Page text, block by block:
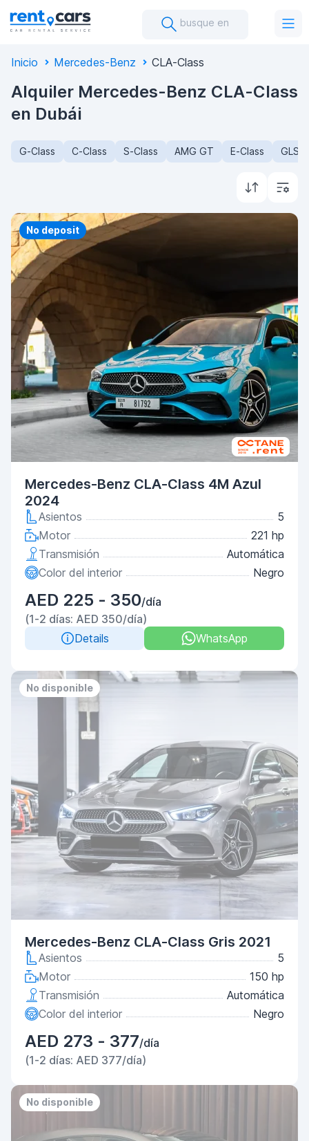
busque en
Inicio Mercedes-Benz CLA-Class
Alquiler Mercedes-Benz CLA-Class
en Dubái
G-Class C-Class S-Class AMG GT E-Class GLS-
Priority
No deposit
Mercedes-Benz CLA-Class 4M Azul
2024
Asientos
5
Motor
221 hp
Transmisión
Automática
Color del interior
Negro
AED 225 - 350/día
(1-2 días: AED 350/día)
Details
WhatsApp
No disponible
Mercedes-Benz CLA-Class Gris 2021
Asientos
5
Motor
150 hp
Transmisión
Automática
Color del interior
Negro
AED 273 - 377/día
(1-2 días: AED 377/día)
No disponible